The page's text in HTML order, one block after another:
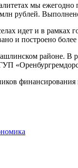
мы ежегодно
рублей.
идет и в рамках
и построено
районе. В